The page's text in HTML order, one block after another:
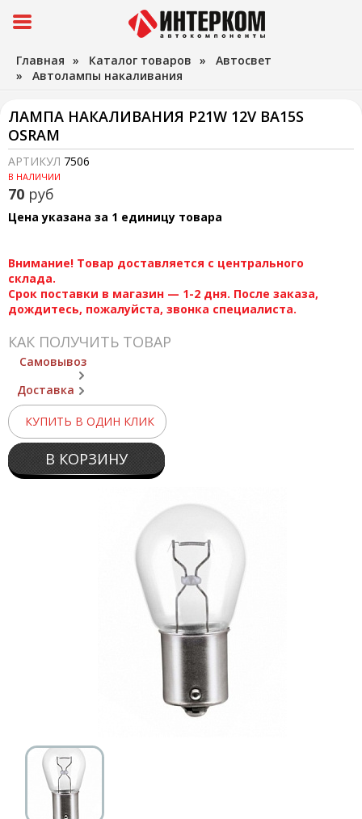
Главная » Каталог товаров » Автосвет
» Автолампы накаливания
ЛАМПА НАКАЛИВАНИЯ P21W 12V BA15S
OSRAM
АРТИКУЛ 7506
В НАЛИЧИИ
70 руб
Цена указана за 1 единицу товара
Внимание! Товар доставляется с центрального
склада.
Срок поставки в магазин — 1-2 дня. После заказа,
дождитесь, пожалуйста, звонка специалиста.
КАК ПОЛУЧИТЬ ТОВАР
Самовывоз
Доставка
КУПИТЬ В ОДИН КЛИК
В КОРЗИНУ